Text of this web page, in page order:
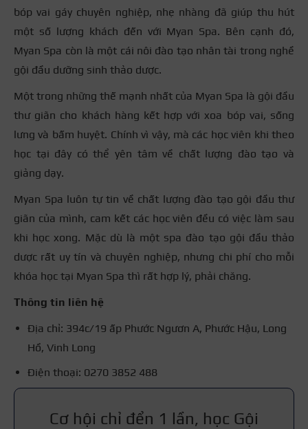
bóp vai gáy chuyên nghiệp, nhẹ nhàng đã giúp thu hút
một số lượng khách đến với Myan Spa. Bên cạnh đó,
Myan Spa còn là một cái nôi đào tạo nhân tài trong nghề
gội đầu dưỡng sinh thảo dược.
Một trong những thế mạnh nhất của Myan Spa là gội đầu
thư giãn cho khách hàng kết hợp với xoa bóp vai, sống
lưng và bấm huyệt. Chính vì vậy, mà các học viên khi theo
học tại đây có thể yên tâm về chất lượng đào tạo và
giảng dạy.
Myan Spa luôn tự tin về chất lượng đào tạo gội đầu thư
giãn của mình, cam kết các học viên đều có việc làm sau
khi học xong. Mặc dù là một spa đào tạo gội đầu thảo
dược rất uy tín và chuyên nghiệp, nhưng chi phí cho mỗi
khóa học tại Myan Spa thì rất hợp lý, phải chăng.
Thông tin liên hệ
Địa chỉ: 394c/19 ấp Phước Ngươn A, Phước Hậu, Long
Hồ, Vinh Long
Điện thoại: 0270 3852 488
Cơ hội chỉ đển 1 lần, học Gội